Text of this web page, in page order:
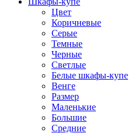
Цвет
Коричневые
Серые
Темные
Черные
Светлые
Белые шкафы-купе
Венге
Размер
Маленькие
Большие
Средние